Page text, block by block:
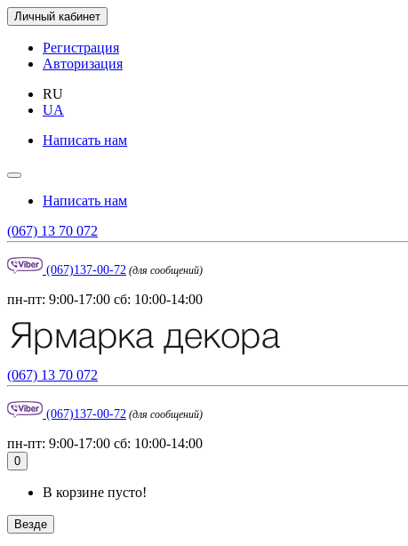
Личный кабинет
Регистрация
Авторизация
RU
UA
Написать нам
Написать нам
(067) 13 70 072
(067)137-00-72 (для сообщений)
пн-пт: 9:00-17:00 сб: 10:00-14:00
(067) 13 70 072
(067)137-00-72 (для сообщений)
пн-пт: 9:00-17:00 сб: 10:00-14:00
0
В корзине пусто!
Везде